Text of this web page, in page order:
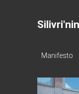
Manifesto